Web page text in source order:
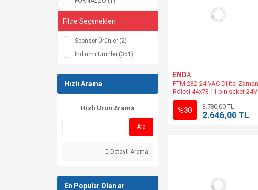
Filtre Seçenekleri
Sponsor Ürünler (2)
İndirimli Ürünler (351)
Hızlı Arama
Hızlı Ürün Arama
Ara
Detaylı Arama
En Populer Olanlar
ENDA
PTM-232-24 VAC Dijital Zaman
Rölesi 44x73 11 pin soket 24V
AC +%10-%20 50/60Hz ENDA
%30 3.780,00 TL
2.646,00 TL